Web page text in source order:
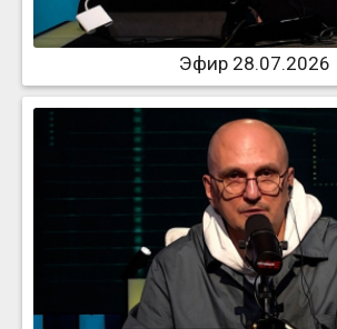
Эфир 28.07.2026